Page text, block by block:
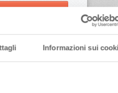
Informazioni sui
Speciale APT Servizi
disciplinare APT Servizi